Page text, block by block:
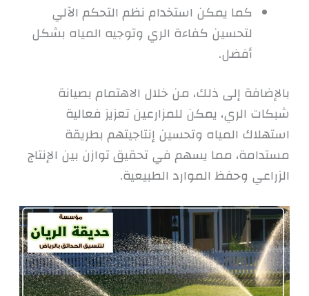
كما يمكن استخدام نظم التحكم الآلي
لتحسين كفاءة الري وتوجيه المياه بشكل
أفضل.
بالإضافة إلى ذلك، من خلال الاهتمام بصيانة
شبكات الري، يمكن للمزارعين تعزيز فعالية
استهلاك المياه وتحسين إنتاجيتهم بطريقة
مستدامة، مما يسهم في تحقيق توازن بين الإنتاج
الزراعي وحفظ الموارد الطبيعية.